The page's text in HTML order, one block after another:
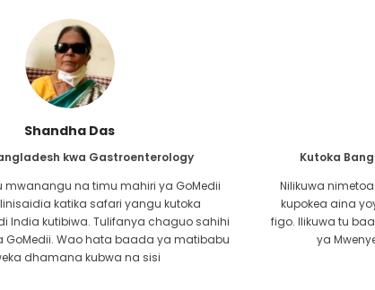
Shandha Das
kwa Gastroenterology
mwanangu na timu mahiri ya GoMedii
katika safari yangu kutoka
India kutibiwa. Tulifanya chaguo sahihi
GoMedii. Wao hata baada ya matibabu
dhamana kubwa na sisi
Kutoka
Nilikuwa
kupokea aina
figo. Ilikuwa tu
ya